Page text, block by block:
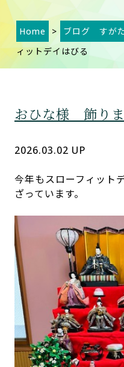
Home > ブログ すが
ィットデイはびる
おひな様 飾りま
2026.03.02 UP
今年もスローフィット
ざっています。